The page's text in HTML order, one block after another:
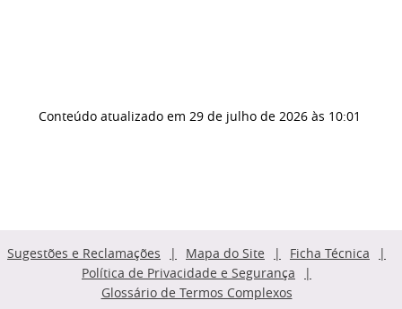
Conteúdo atualizado em 29 de julho de 2026 às 10:01
Sugestões e Reclamações Mapa do Site
Ficha Técnica
Política de Privacidade e Segurança
Glossário de Termos Complexos